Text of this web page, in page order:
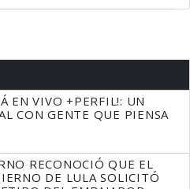
EN VIVO +PERFIL!: UN
CON GENTE QUE PIENSA
RECONOCIÓ QUE EL
DE LULA SOLICITÓ